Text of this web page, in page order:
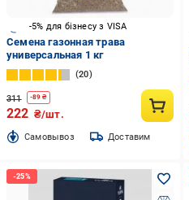
-5% для бізнесу з VISA
Семена газонная трава
универсальная 1 кг
20
311 -89 ₴
222 ₴/шт.
Cамовывоз Доставим